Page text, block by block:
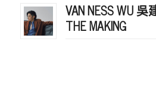
VAN NESS WU
THE MAKING